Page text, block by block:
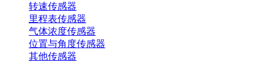
转速传感器
里程表传感器
气体浓度传感器
位置与角度传感器
其他传感器